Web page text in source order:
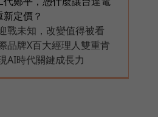
定價？
戰未知，改變值得被看
品牌X百大經理人雙重肯
AI時代關鍵成長力